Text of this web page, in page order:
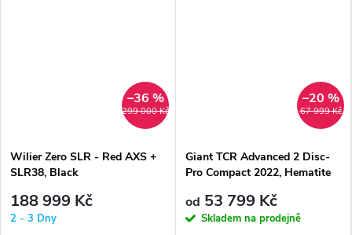
299 000 Kč
–36 %
Wilier Zero SLR - Red AXS +
SLR38, Black
188 999 Kč
2 - 3 Dny
67 999 Kč
–20 %
Giant TCR Advanced 2 Disc-
Pro Compact 2022, Hematite
od 53 799 Kč
Skladem na prodejně